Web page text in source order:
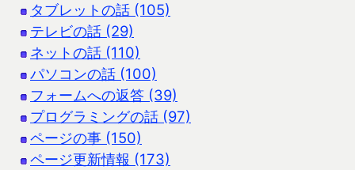
タブレットの話 (105)
テレビの話 (29)
ネットの話 (110)
パソコンの話 (100)
フォームへの返答 (39)
プログラミングの話 (97)
ページの事 (150)
ページ更新情報 (173)